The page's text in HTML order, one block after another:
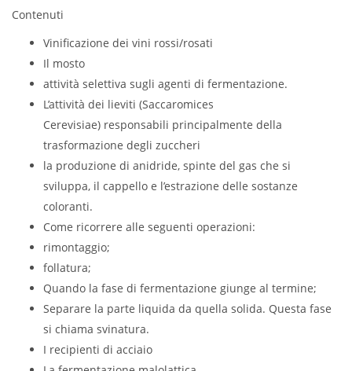
Contenuti
Vinificazione dei vini rossi/rosati
Il mosto
attività selettiva sugli agenti di fermentazione.
L’attività dei lieviti (Saccaromices
Cerevisiae) responsabili principalmente della
trasformazione degli zuccheri
la produzione di anidride, spinte del gas che si
sviluppa, il cappello e l’estrazione delle sostanze
coloranti.
Come ricorrere alle seguenti operazioni:
rimontaggio;
follatura;
Quando la fase di fermentazione giunge al termine;
Separare la parte liquida da quella solida. Questa fase
si chiama svinatura.
I recipienti di acciaio